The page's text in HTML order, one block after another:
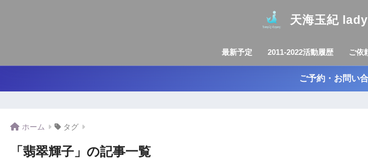
天海玉紀
最新予定 2011-2022活動履歴 ご依
ご予約・お問い
ホーム タグ
「翡翠輝子」の記事一覧